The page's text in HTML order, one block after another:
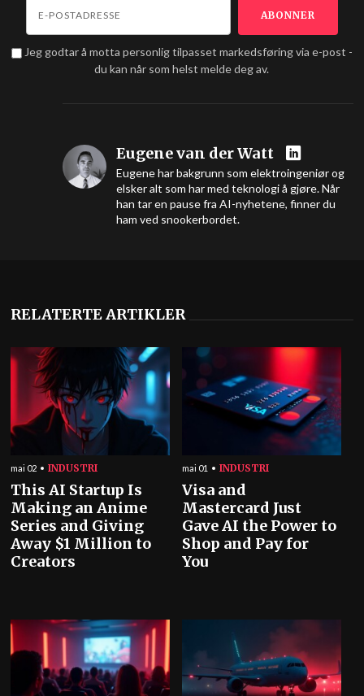
Jeg godtar å motta personlig tilpasset markedsføring via e-post -
du kan når som helst melde deg av.
Eugene van der Watt
Eugene har bakgrunn som elektroingeniør og
elsker alt som har med teknologi å gjøre. Når
han tar en pause fra AI-nyhetene, finner du
ham ved snookerbordet.
RELATERTE ARTIKLER
mai 02 INDUSTRI
This AI Startup Is
Making an Anime
Series and Giving
Away $1 Million to
Creators
mai 01 INDUSTRI
Visa and
Mastercard Just
Gave AI the Power to
Shop and Pay for
You